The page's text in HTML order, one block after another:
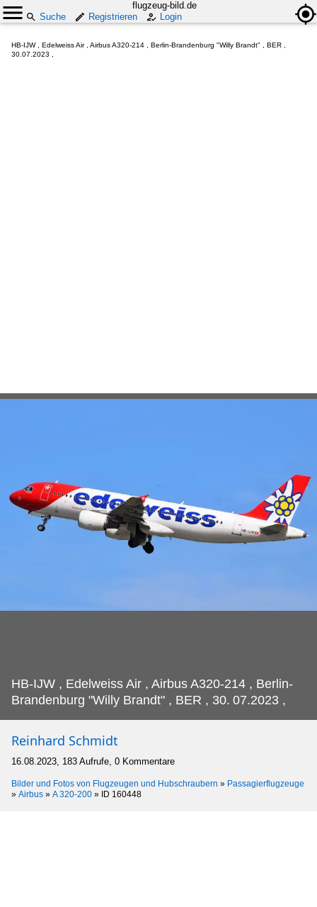
flugzeug-bild.de
Suche
Registrieren Login
HB-IJW , Edelweiss Air , Airbus A320-214 , Berlin-Brandenburg "Willy Brandt" , BER ,
30.07.2023 ,
HB-IJW , Edelweiss Air , Airbus A320-214 , Berlin-
Brandenburg "Willy Brandt" , BER , 30. 07.2023 ,
Reinhard Schmidt
16.08.2023, 183 Aufrufe, 0 Kommentare
Bilder und Fotos von Flugzeugen und Hubschraubern » Passagierflugzeuge
» Airbus » A 320-200 » ID 160448